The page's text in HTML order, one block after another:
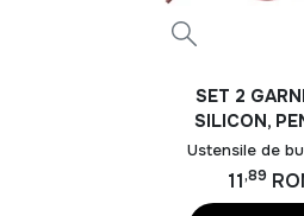
Unelte si
si aparat de
orice gospodarie.
Produse
SET 2
SILICON,
TIGAIE DUBLA,
COOKING BY
Ustensile de
11,89